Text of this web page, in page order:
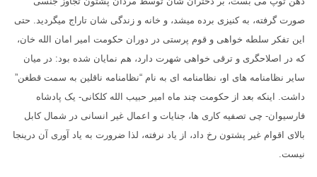
صورت گرفته، به کنیزی برده میشد، و خانه و زندگی شان تاراج میگردید. حتی
این تفکر سلطه خواهی و قوم پرستی در دوران حکومت امیر امان الله خان،
که در اصلاحگری و ترقی خواهی شهرت دارد، هم نمایان شده بود: در میان
سایر نظامنامه های او، نظامنامه ای به نام “نظامنامه ناقلین به سمت قطغن”
داشت. اینکه بعد از حکومت چند ماه امیر حبیب الله کلکانی- یک پادشاه
فارسیوان- چی تصفیه کاری ها، جنایات و اعمال غیر انسانی در شمال کابل
بالای اقوام غیر پشتون رخ داد، از یاد نرفته، لذا ضرورت به یاد آوری آن درینجا
نیست.